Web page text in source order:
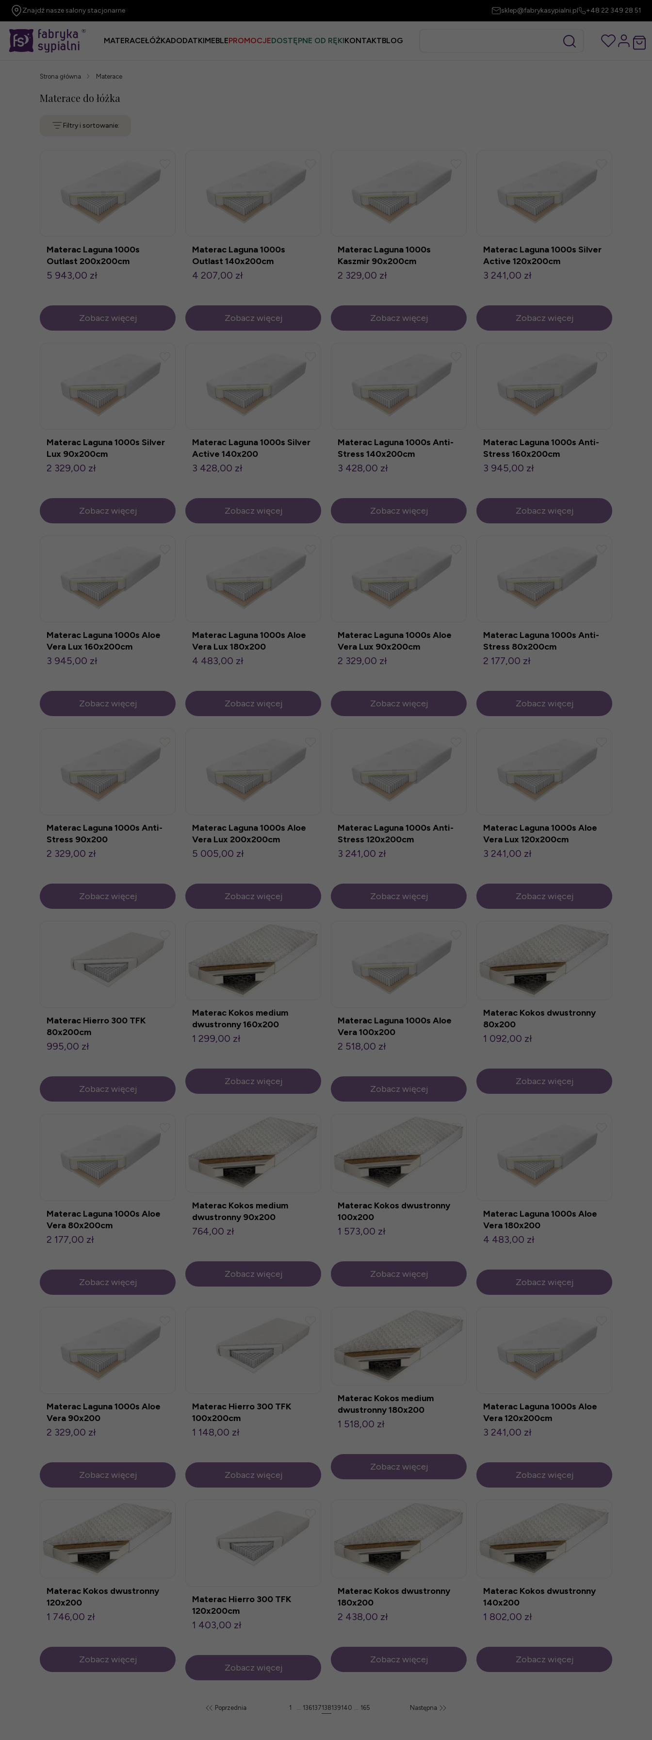
Znajdź nasze salony stacjonarne sklep@fabrykasypialni.pl +48 22 349 28 51
MATERACEŁÓŻKADODATKIMEBLEPROMOCJEDOSTĘPNE OD RĘKIKONTAKTBLOG
Strona główna Materace
Materace do łóżka
Filtry i sortowanie:
Materac Laguna 1000s
Outlast 200x200cm
5 943,00 zł
Zobacz więcej
Materac Laguna 1000s
Outlast 140x200cm
4 207,00 zł
Zobacz więcej
Materac Laguna 1000s
Kaszmir 90x200cm
2 329,00 zł
Zobacz więcej
Materac Laguna 1000s Silver
Active 120x200cm
3 241,00 zł
Zobacz więcej
Materac Laguna 1000s Silver
Lux 90x200cm
2 329,00 zł
Zobacz więcej
Materac Laguna 1000s Silver
Active 140x200
3 428,00 zł
Zobacz więcej
Materac Laguna 1000s Anti-
Stress 140x200cm
3 428,00 zł
Zobacz więcej
Materac Laguna 1000s Anti-
Stress 160x200cm
3 945,00 zł
Zobacz więcej
Materac Laguna 1000s Aloe
Vera Lux 160x200cm
3 945,00 zł
Zobacz więcej
Materac Laguna 1000s Aloe
Vera Lux 180x200
4 483,00 zł
Zobacz więcej
Materac Laguna 1000s Aloe
Vera Lux 90x200cm
2 329,00 zł
Zobacz więcej
Materac Laguna 1000s Anti-
Stress 80x200cm
2 177,00 zł
Zobacz więcej
Materac Laguna 1000s Anti-
Stress 90x200
2 329,00 zł
Zobacz więcej
Materac Laguna 1000s Aloe
Vera Lux 200x200cm
5 005,00 zł
Zobacz więcej
Materac Laguna 1000s Anti-
Stress 120x200cm
3 241,00 zł
Zobacz więcej
Materac Laguna 1000s Aloe
Vera Lux 120x200cm
3 241,00 zł
Zobacz więcej
Materac Hierro 300 TFK
80x200cm
995,00 zł
Zobacz więcej
Materac Kokos medium
dwustronny 160x200
1 299,00 zł
Zobacz więcej
Materac Laguna 1000s Aloe
Vera 100x200
2 518,00 zł
Zobacz więcej
Materac Kokos dwustronny
80x200
1 092,00 zł
Zobacz więcej
Materac Laguna 1000s Aloe
Vera 80x200cm
2 177,00 zł
Zobacz więcej
Materac Kokos medium
dwustronny 90x200
764,00 zł
Zobacz więcej
Materac Kokos dwustronny
100x200
1 573,00 zł
Zobacz więcej
Materac Laguna 1000s Aloe
Vera 180x200
4 483,00 zł
Zobacz więcej
Materac Laguna 1000s Aloe
Vera 90x200
2 329,00 zł
Zobacz więcej
Materac Hierro 300 TFK
100x200cm
1 148,00 zł
Zobacz więcej
Materac Kokos medium
dwustronny 180x200
1 518,00 zł
Zobacz więcej
Materac Laguna 1000s Aloe
Vera 120x200cm
3 241,00 zł
Zobacz więcej
Materac Kokos dwustronny
120x200
1 746,00 zł
Zobacz więcej
Materac Hierro 300 TFK
120x200cm
1 403,00 zł
Zobacz więcej
Materac Kokos dwustronny
180x200
2 438,00 zł
Zobacz więcej
Materac Kokos dwustronny
140x200
1 802,00 zł
Zobacz więcej
Poprzednia 1 136137138139140 165 Następna